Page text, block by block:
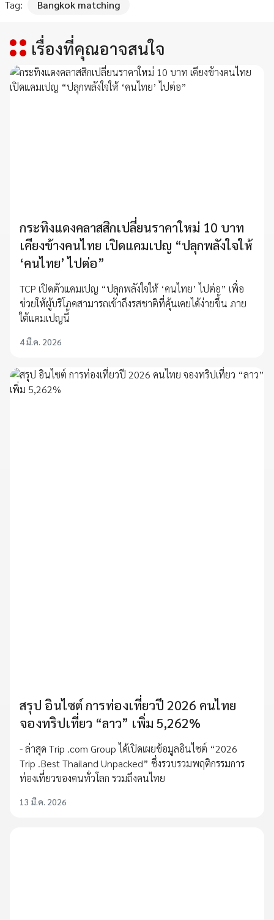
Tag: Bangkok matching
เรื่องที่คุณอาจสนใจ
กระทิงแดงคลาสสิกเปลี่ยนราคาใหม่ 10 บาท
เคียงข้างคนไทย เปิดแคมเปญ “ปลุกพลังใจให้
‘คนไทย’ ไปต่อ”
TCP เปิดตัวแคมเปญ “ปลุกพลังใจให้ ‘คนไทย’ ไปต่อ” เพื่อ
ช่วยให้ผู้บริโภคสามารถเข้าถึงรสชาติที่คุ้นเคยได้ง่ายขึ้น ภาย
ใต้แคมเปญนี้
4 มี.ค. 2026
สรุป อินไซต์ การท่องเที่ยวปี 2026 คนไทย
จองทริปเที่ยว “ลาว” เพิ่ม 5,262%
- ล่าสุด Trip .com Group ได้เปิดเผยข้อมูลอินไซต์ “2026
Trip .Best Thailand Unpacked” ซึ่งรวบรวมพฤติกรรมการ
ท่องเที่ยวของคนทั่วโลก รวมถึงคนไทย
13 มี.ค. 2026